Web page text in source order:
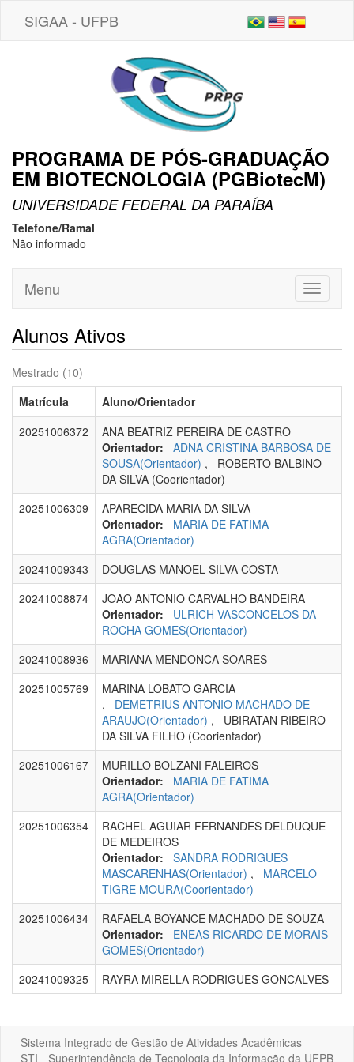
SIGAA - UFPB
PROGRAMA DE PÓS-GRADUAÇÃO
EM BIOTECNOLOGIA (PGBiotecM)
UNIVERSIDADE FEDERAL DA PARAÍBA
Telefone/Ramal
Não informado
Toggle
Menu
Alunos Ativos
Mestrado (10)
Matrícula
Aluno/Orientador
20251006372
ANA BEATRIZ PEREIRA DE CASTRO
Orientador:
ADNA CRISTINA BARBOSA DE
SOUSA(Orientador) , ROBERTO BALBINO
DA SILVA (Coorientador)
20251006309
APARECIDA MARIA DA SILVA
Orientador:
MARIA DE FATIMA
AGRA(Orientador)
20241009343
DOUGLAS MANOEL SILVA COSTA
20241008874
JOAO ANTONIO CARVALHO BANDEIRA
Orientador:
ULRICH VASCONCELOS DA
ROCHA GOMES(Orientador)
20241008936
MARIANA MENDONCA SOARES
20251005769
MARINA LOBATO GARCIA
, DEMETRIUS ANTONIO MACHADO DE
ARAUJO(Orientador) , UBIRATAN RIBEIRO
DA SILVA FILHO (Coorientador)
20251006167
MURILLO BOLZANI FALEIROS
Orientador:
MARIA DE FATIMA
AGRA(Orientador)
20251006354
RACHEL AGUIAR FERNANDES DELDUQUE
DE MEDEIROS
Orientador:
SANDRA RODRIGUES
MASCARENHAS(Orientador) , MARCELO
TIGRE MOURA(Coorientador)
20251006434
RAFAELA BOYANCE MACHADO DE SOUZA
Orientador:
ENEAS RICARDO DE MORAIS
GOMES(Orientador)
20241009325
RAYRA MIRELLA RODRIGUES GONCALVES
Sistema Integrado de Gestão de Atividades Acadêmicas
STI - Superintendência de Tecnologia da Informação da UFPB